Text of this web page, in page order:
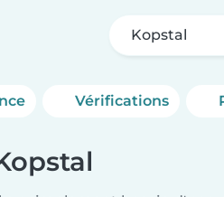
Kopstal
Vérifications